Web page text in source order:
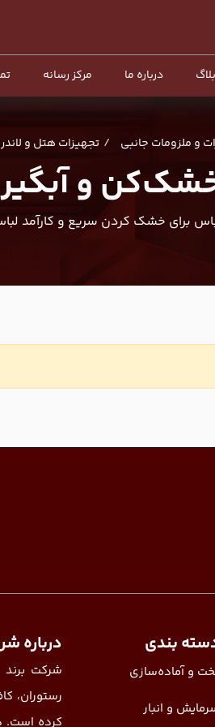
درباره ما مرکز رسانه
و ملزومات جانبی تجهیزات هتل و
و
برای خشک کردن سریع و کارآمد
بندی
و آماده‌سازی
و انبار
درباره
شرکت برند
کرده است.